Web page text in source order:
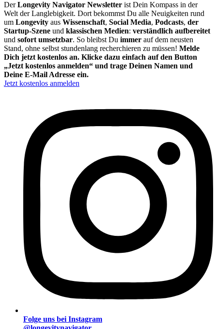
DerLongevity Navigator Newsletter ist Dein Kompass in der
Welt der Langlebigkeit. Dort bekommst Du alle Neuigkeiten rund
um Longevity aus Wissenschaft, Social Media, Podcasts, der
Startup-Szene und klassischen Medien: verständlich aufbereitet
und sofort umsetzbar. So bleibst Du immer auf dem neusten
Stand, ohne selbst stundenlang recherchieren zu müssen! Melde
Dich jetzt kostenlos an. Klicke dazu einfach auf den Button
„Jetzt kostenlos anmelden“ und trage Deinen Namen und
Deine E-Mail Adresse ein.
Jetzt kostenlos anmelden
Folge uns bei Instagram